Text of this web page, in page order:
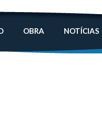
OBRA NOTÍCIAS